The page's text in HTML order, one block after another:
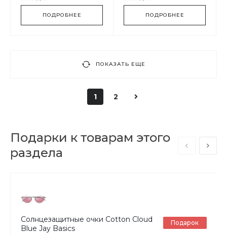
ПОДРОБНЕЕ ПОДРОБНЕЕ
ПОКАЗАТЬ ЕЩЕ
1 2
Подарки к товарам этого
раздела
Солнцезащитные очки Cotton Cloud
Blue Jay Basics
Подарок